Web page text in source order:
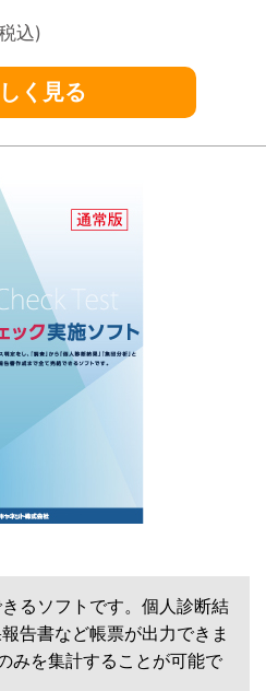
込)
く見る
るソフトです。個人診断結
告書など帳票が出力できま
みを集計することが可能で